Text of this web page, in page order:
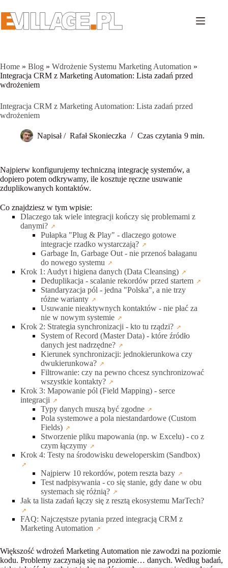
do
treści
Home » Blog » Wdrożenie Systemu Marketing Automation »
Integracja CRM z Marketing Automation: Lista zadań przed
wdrożeniem
Integracja CRM z Marketing Automation: Lista zadań przed
wdrożeniem
Napisał / Rafał Skonieczka Czas czytania 9 min.
Najpierw konfigurujemy techniczną integrację systemów, a
dopiero potem odkrywamy, ile kosztuje ręczne usuwanie
zduplikowanych kontaktów.
Co znajdziesz w tym wpisie:
Dlaczego tak wiele integracji kończy się problemami z
danymi?
Pułapka "Plug & Play" - dlaczego gotowe
integracje rzadko wystarczają?
Garbage In, Garbage Out - nie przenoś bałaganu
do nowego systemu
Krok 1: Audyt i higiena danych (Data Cleansing)
Deduplikacja - scalanie rekordów przed startem
Standaryzacja pól - jedna "Polska", a nie trzy
różne warianty
Usuwanie nieaktywnych kontaktów - nie płać za
nie w nowym systemie
Krok 2: Strategia synchronizacji - kto tu rządzi?
System of Record (Master Data) - które źródło
danych jest nadrzędne?
Kierunek synchronizacji: jednokierunkowa czy
dwukierunkowa?
Filtrowanie: czy na pewno chcesz synchronizować
wszystkie kontakty?
Krok 3: Mapowanie pól (Field Mapping) - serce
integracji
Typy danych muszą być zgodne
Pola systemowe a pola niestandardowe (Custom
Fields)
Stworzenie pliku mapowania (np. w Excelu) - co z
czym łączymy
Krok 4: Testy na środowisku deweloperskim (Sandbox)
Najpierw 10 rekordów, potem reszta bazy
Test nadpisywania - co się stanie, gdy dane w obu
systemach się różnią?
Jak ta lista zadań łączy się z resztą ekosystemu MarTech?
FAQ: Najczęstsze pytania przed integracją CRM z
Marketing Automation
Większość wdrożeń Marketing Automation nie zawodzi na poziomie
kodu. Problemy zaczynają się na poziomie… danych. Według badań,